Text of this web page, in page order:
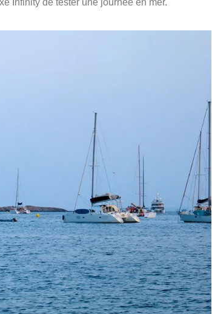
Infinity de tester une journée en mer.